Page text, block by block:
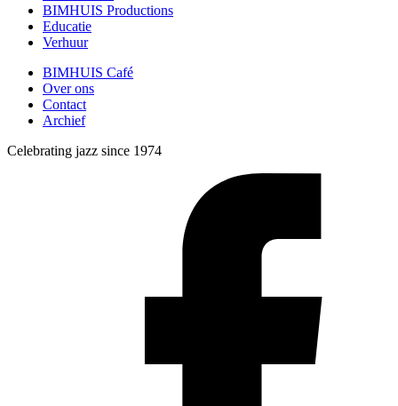
BIMHUIS Productions
Educatie
Verhuur
BIMHUIS Café
Over ons
Contact
Archief
Celebrating jazz since 1974